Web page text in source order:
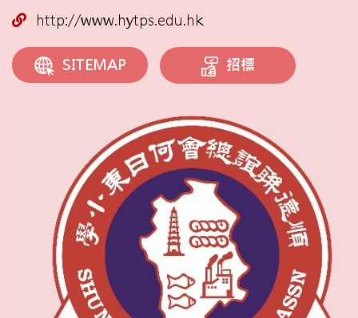
http://www.hytps.edu.hk
SITEMAP 招標